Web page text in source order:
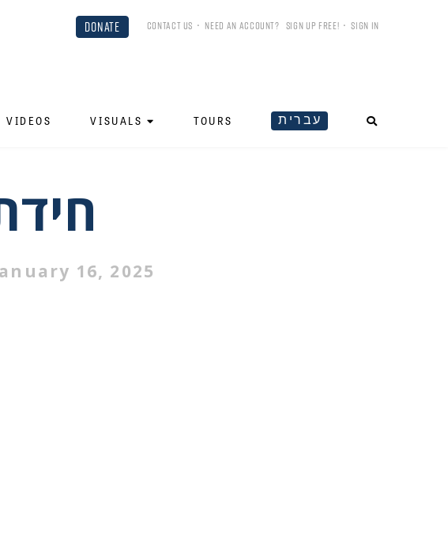
DONATE CONTACT US • NEED AN ACCOUNT? SIGN UP FREE! •SIGN IN
VIDEOS VISUALS TOURS עברית
16, 2025